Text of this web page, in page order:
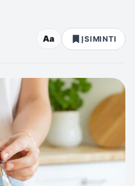
Aa ĮSIMINTI